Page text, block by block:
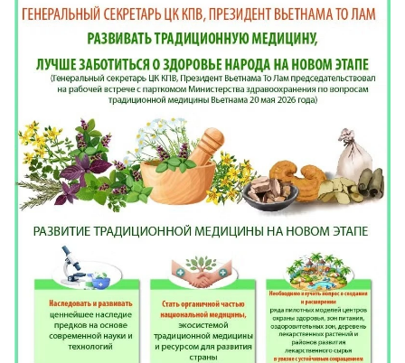
ДОСЬЕ И МАТЕРИАЛЫ
О ГАЗЕТЕ «НЯНЗАН»
TIẾNG VIỆT
ENGLISH
中文
FRANÇAIS
ESPAÑOL